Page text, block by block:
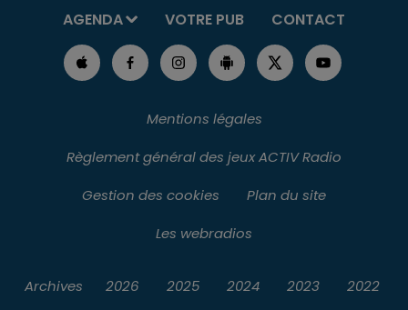
AGENDA
VOTRE PUB CONTACT
Mentions légales
Règlement général des jeux ACTIV Radio
Gestion des cookies
Plan du site
Les webradios
Archives 2026 2025 2024 2023 2022